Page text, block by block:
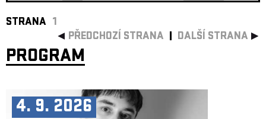
HUDBA
STRANA 1
PŘEDCHOZÍ STRANA
DALŠÍ STRANA
PROGRAM
4. 9. 2026